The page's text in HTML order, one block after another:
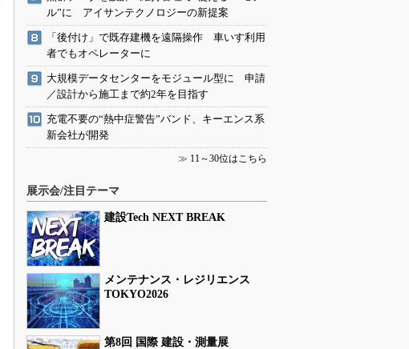
ル”に アイサンテクノロジーの新提案
「後付け」で既存建機を遠隔操作 車いす利用
者でもオペレーターに
大規模データセンターをモジュール型に 申請
／設計から施工まで約2年を目指す
充電不要の“熱中症警告”バンド、キーエンス系
新会社が開発
≫ 11～30位はこちら
展示会/注目テーマ
建設Tech NEXT BREAK
メンテナンス・レジリエンス
TOKYO2026
第8回 国際 建設・測量展